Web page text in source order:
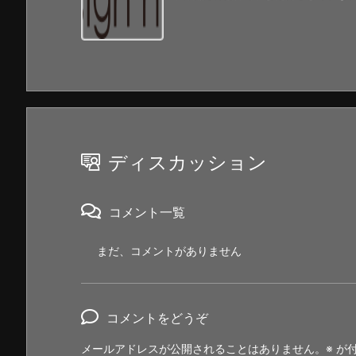
ディスカッション
コメント一覧
まだ、コメントがありません
コメントをどうぞ
メールアドレスが公開されることはありません。 ※ が